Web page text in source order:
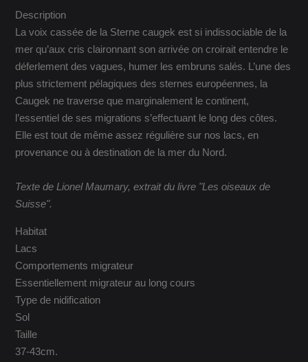
Description
La voix cassée de la Sterne caugek est si indissociable de la
mer qu’aux cris claironnant son arrivée on croirait entendre le
déferlement des vagues, humer les embruns salés. L’une des
plus strictement pélagiques des sternes européennes, la
Caugek ne traverse que marginalement le continent,
l’essentiel de ses migrations s’effectuant le long des côtes.
Elle est tout de même assez régulière sur nos lacs, en
provenance ou à destination de la mer du Nord.
Texte de Lionel Maumary, extrait du livre "Les oiseaux de
Suisse".
Habitat
Lacs
Comportements migrateur
Essentiellement migrateur au long cours
Type de nidification
Sol
Taille
37-43cm.